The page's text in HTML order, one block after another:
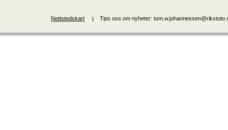
Nettstedskart Tips oss om nyheter: